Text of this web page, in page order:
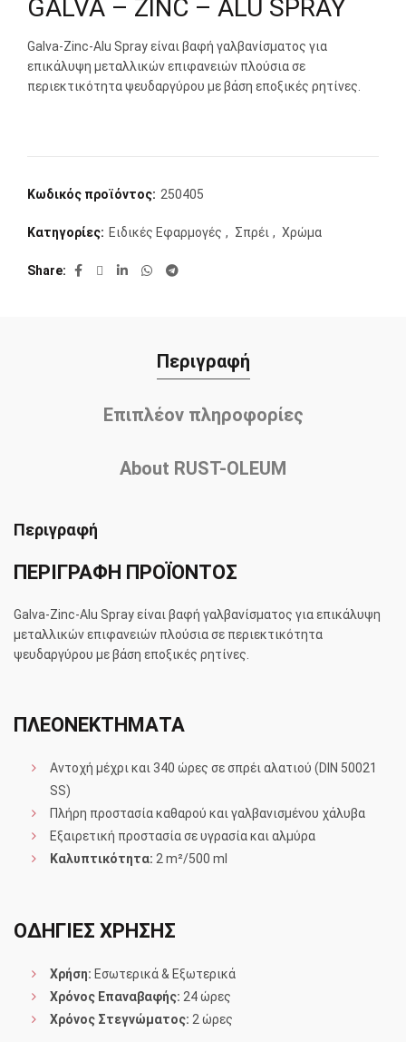
GALVA – ZINC – ALU SPRAY
Galva-Zinc-Alu Spray είναι βαφή γαλβανίσματος για
επικάλυψη μεταλλικών επιφανειών πλούσια σε
περιεκτικότητα ψευδαργύρου με βάση εποξικές ρητίνες.
Κωδικός προϊόντος: 250405
Κατηγορίες: Ειδικές Εφαρμογές , Σπρέι , Χρώμα
Share
Περιγραφή
Επιπλέον πληροφορίες
About RUST-OLEUM
Περιγραφή
ΠΕΡΙΓΡΑΦΗ ΠΡΟΪΟΝΤΟΣ
Galva-Zinc-Alu Spray είναι βαφή γαλβανίσματος για επικάλυψη
μεταλλικών επιφανειών πλούσια σε περιεκτικότητα
ψευδαργύρου με βάση εποξικές ρητίνες.
ΠΛΕΟΝΕΚΤΗΜΑΤΑ
Αντοχή μέχρι και 340 ώρες σε σπρέι αλατιού (DIN 50021
SS)
Πλήρη προστασία καθαρού και γαλβανισμένου χάλυβα
Εξαιρετική προστασία σε υγρασία και αλμύρα
Καλυπτικότητα: 2 m²/500 ml
ΟΔΗΓΙΕΣ ΧΡΗΣΗΣ
Χρήση: Εσωτερικά & Εξωτερικά
Χρόνος Επαναβαφής: 24 ώρες
Χρόνος Στεγνώματος: 2 ώρες